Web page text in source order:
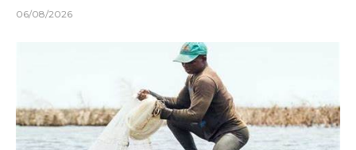
06/08/2026